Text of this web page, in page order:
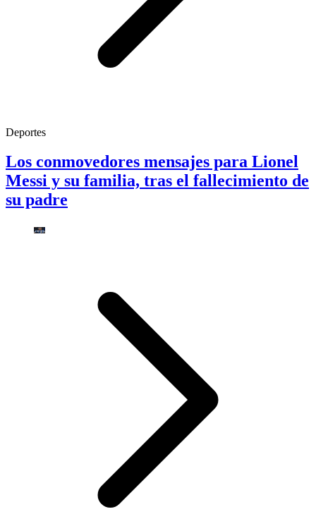
Deportes
Los conmovedores mensajes para Lionel
Messi y su familia, tras el fallecimiento de
su padre